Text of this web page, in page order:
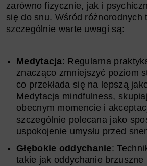
zarówno fizycznie, jak i
się do snu. Wśród różnorodnych
szczególnie warte uwagi są:
Medytacja: Regularna
znacząco zmniejszyć poziom
co przekłada się na lepszą
Medytacja mindfulness,
obecnym momencie i
szczególnie polecana jako
uspokojenie umysłu przed
Głębokie oddychanie:
takie jak oddychanie brzuszne